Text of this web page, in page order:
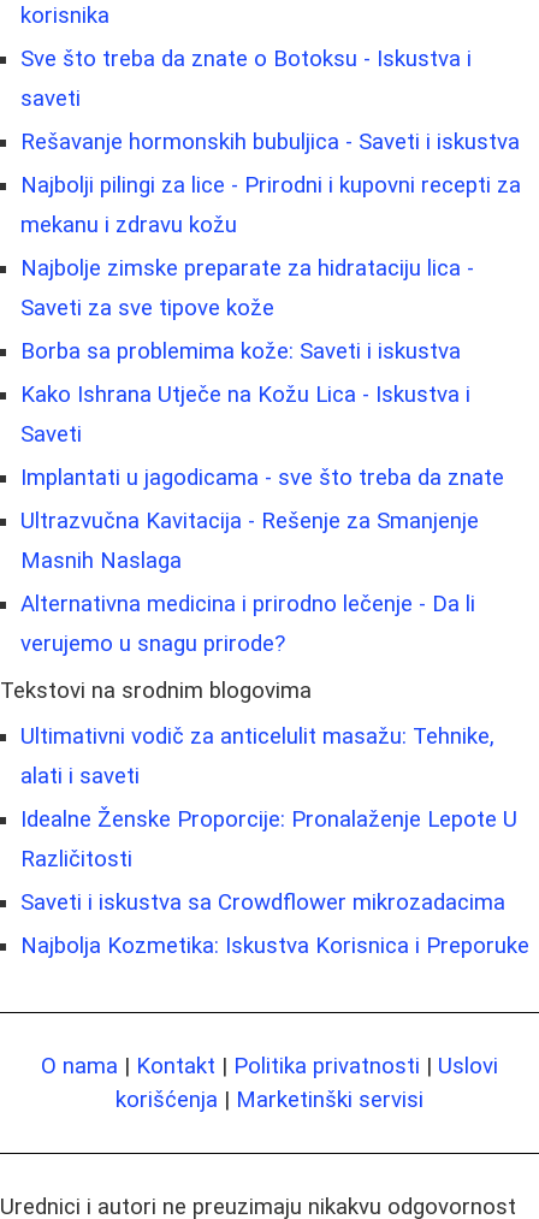
korisnika
Sve što treba da znate o Botoksu - Iskustva i
saveti
Rešavanje hormonskih bubuljica - Saveti i iskustva
Najbolji pilingi za lice - Prirodni i kupovni recepti za
mekanu i zdravu kožu
Najbolje zimske preparate za hidrataciju lica -
Saveti za sve tipove kože
Borba sa problemima kože: Saveti i iskustva
Kako Ishrana Utječe na Kožu Lica - Iskustva i
Saveti
Implantati u jagodicama - sve što treba da znate
Ultrazvučna Kavitacija - Rešenje za Smanjenje
Masnih Naslaga
Alternativna medicina i prirodno lečenje - Da li
verujemo u snagu prirode?
Tekstovi na srodnim blogovima
Ultimativni vodič za anticelulit masažu: Tehnike,
alati i saveti
Idealne Ženske Proporcije: Pronalaženje Lepote U
Različitosti
Saveti i iskustva sa Crowdflower mikrozadacima
Najbolja Kozmetika: Iskustva Korisnica i Preporuke
O nama | Kontakt | Politika privatnosti | Uslovi
korišćenja | Marketinški servisi
Urednici i autori ne preuzimaju nikakvu odgovornost